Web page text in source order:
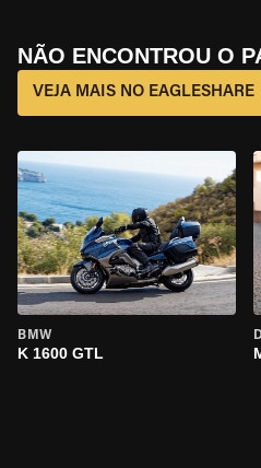
NÃO ENCONTROU O
VEJA MAIS NO EAGLESHARE
BMW
K 1600 GTL